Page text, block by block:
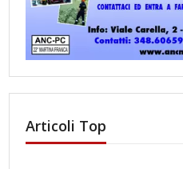
Articoli Top